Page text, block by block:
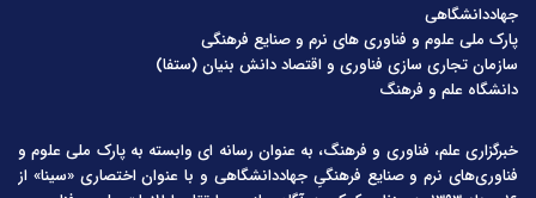
جهاددانشگاهی
پارک ملی علوم و فناوری های نرم و صنایع فرهنگی
سازمان تجاری سازی فناوری و اقتصاد دانش بنیان (ستفا)
دانشگاه علم و فرهنگ
خبرگزاری علم، فناوری و فرهنگ، به عنوان رسانه ای وابسته به پارک ملی علوم و
فناوری‌های نرم و صنایع فرهنگیِ جهاددانشگاهی و با عنوان اختصاری «سینا» از